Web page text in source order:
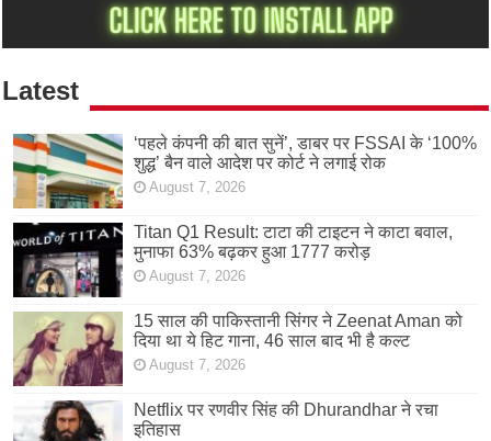
Latest
‘पहले कंपनी की बात सुनें’, डाबर पर FSSAI के ‘100%
शुद्ध’ बैन वाले आदेश पर कोर्ट ने लगाई रोक
August 7, 2026
Titan Q1 Result: टाटा की टाइटन ने काटा बवाल,
मुनाफा 63% बढ़कर हुआ 1777 करोड़
August 7, 2026
15 साल की पाकिस्तानी सिंगर ने Zeenat Aman को
दिया था ये हिट गाना, 46 साल बाद भी है कल्ट
August 7, 2026
Netflix पर रणवीर सिंह की Dhurandhar ने रचा
इतिहास